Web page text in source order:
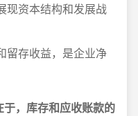
现资本结构和发展战
留存收益，是企业净
，库存和应收账款的